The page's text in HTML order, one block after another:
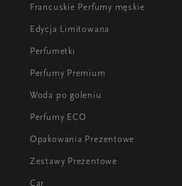
Francuskie Perfumy męskie
Edycja Limitowana
Perfumetki
Perfumy Premium
Woda po goleniu
Perfumy ECO
Opakowania Prezentowe
Zestawy Prezentowe
Car